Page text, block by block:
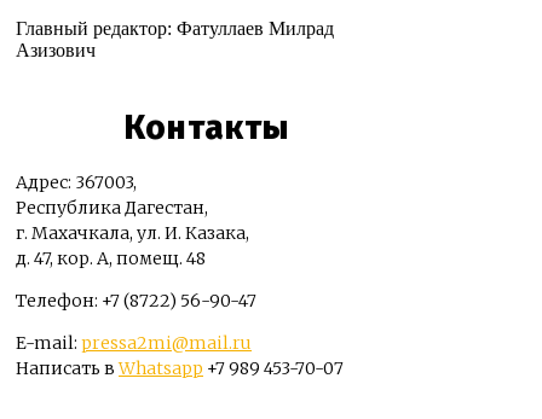
Главный редактор: Фатуллаев Милрад
Азизович
Контакты
Адрес: 367003,
Республика Дагестан,
г. Махачкала, ул. И. Казака,
д. 47, кор. А, помещ. 48
Телефон: +7 (8722) 56-90-47
E-mail: pressa2mi@mail.ru
Написать вWhatsapp +7 989 453-70-07